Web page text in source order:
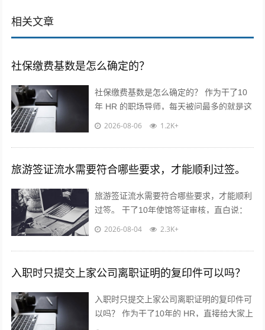
相关文章
社保缴费基数是怎么确定的？
社保缴费基数是怎么确定的？ 作为干了10
年 HR 的职场导师，每天被问最多的就是这
个问题！今天不讲官话，全是求职者能直接
2026-08-06 1.2K+
旅游签证流水需要符合哪些要求，才能顺利过签。
旅游签证流水需要符合哪些要求，才能顺利
过签。 干了10年使馆签证审核，直白说：
流水不是看你有多少钱，是看你“能不能正
2026-08-04 2.3K+
入职时只提交上家公司离职证明的复印件可以吗？
入职时只提交上家公司离职证明的复印件可
以吗？ 作为干了10年的 HR，直接给大家上
干货，不绕弯子！ 答案：分情况，但大概